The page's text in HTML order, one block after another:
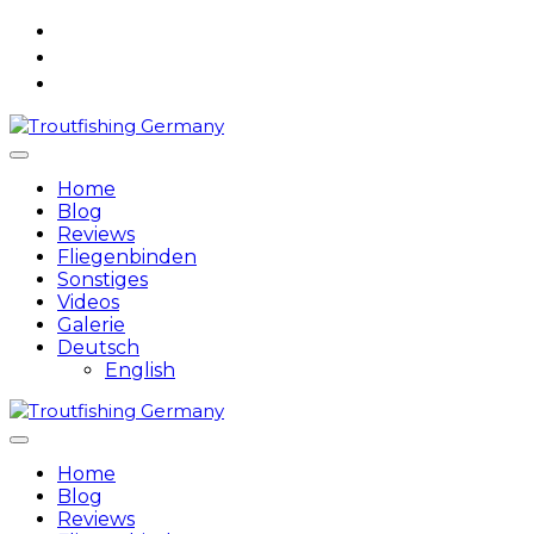
Skip
Home
Blog
Reviews
Fliegenbinden
Sonstiges
Videos
Galerie
Deutsch
English
Home
Blog
Reviews